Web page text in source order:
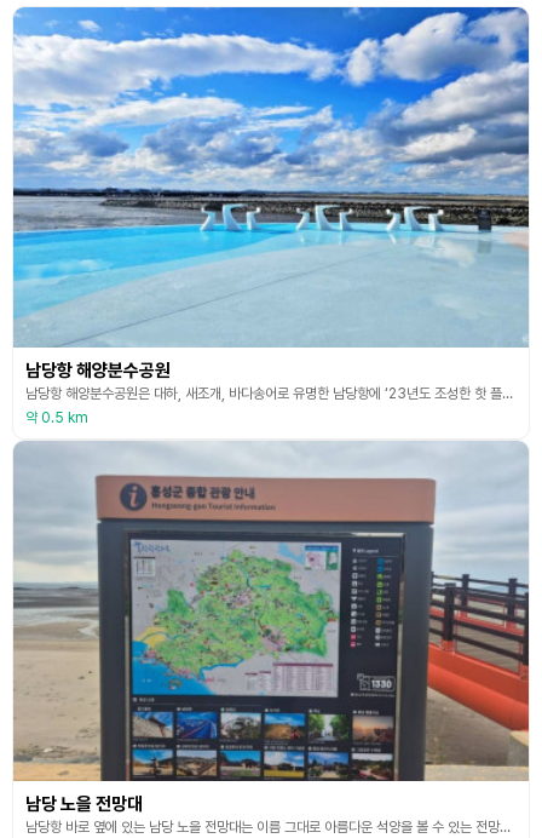
남당항 해양분수공원
남당항 해양분수공원은 대하, 새조개, 바다송어로 유명한 남당항에 ‘23년도 조성한 핫 플레이스로 공원 총면적이 55,000㎡에 달하며 주간에는 국내 최대의 물놀이형 음악분수를 직접 몸으로 체험하여 즐길 수 있으며 야간에는 천수만 밤바다를 배경으로 레이저쇼 등 다양한 조명 연출의 음악 분수를 감상할 수 있다. 또한 2층 구조의 해양권 최초 네트어드벤처가 조성되어 있어 물놀이와 함께 다양한 레포츠를 체험할 수 있으며 공원 곳곳에 입체 음영 및 색으로 표현한
약 0.5 km
남당 노을 전망대
남당항 바로 옆에 있는 남당 노을 전망대는 이름 그대로 아름다운 석양을 볼 수 있는 전망대이다. 금빛 모래사장이 길게 펼쳐져 있는 바닷가 중간에 세워져 있는 남당 노을 전망대는 빨간색으로 도색되어 바다색과 인근 산의 초록색과 대비되어 눈에 띈다. 또, 일몰 때에는 붉게 물드는 하늘과 어우러져 그 또한 멋진 풍경을 보여준다. 노을 전망대는 바다를 향해 길게 뻗어져 있어 마치 하늘과 바다를 향해 나아가는 기분을 느끼게 해 준다. 전망대를 걷지 않아도 인근